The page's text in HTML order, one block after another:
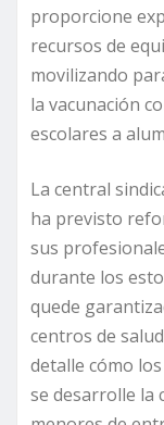
proporcione
recursos de
movilizando
la vacunación
escolares a
La central
ha previsto
sus
durante los
quede
centros de
detalle cómo
se desarrolle la